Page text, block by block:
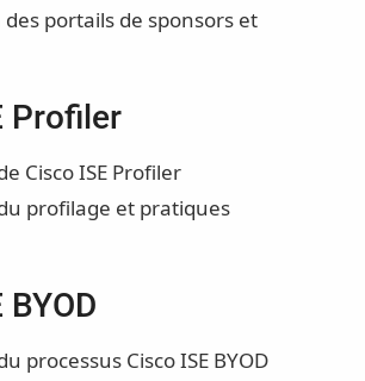
portails de sponsors et
Profiler
Cisco ISE Profiler
profilage et pratiques
processus Cisco ISE BYOD